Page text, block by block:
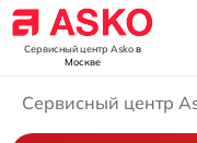
Сервисный центр Askoв
Москве
Сервисный центр